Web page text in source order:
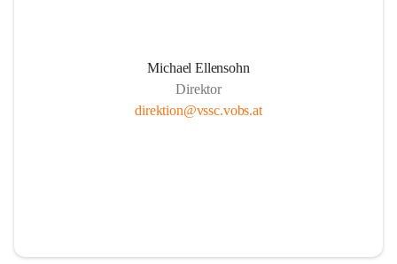
Michael Ellensohn
Direktor
direktion@vssc.vobs.at